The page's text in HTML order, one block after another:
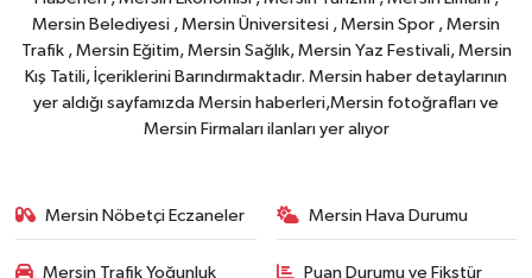
Mersin Belediyesi , Mersin Üniversitesi , Mersin Spor , Mersin
Trafik , Mersin Eğitim, Mersin Sağlık, Mersin Yaz Festivali, Mersin
Kış Tatili, İçeriklerini Barındırmaktadır. Mersin haber detaylarının
yer aldığı sayfamızda Mersin haberleri,Mersin fotoğrafları ve
Mersin Firmaları ilanları yer alıyor
Mersin Nöbetçi Eczaneler Mersin Hava Durumu
Mersin Trafik Yoğunluk Puan Durumu ve Fikstür